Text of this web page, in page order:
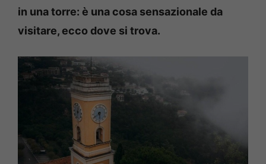
in una torre: è una cosa sensazionale da
visitare, ecco dove si trova.